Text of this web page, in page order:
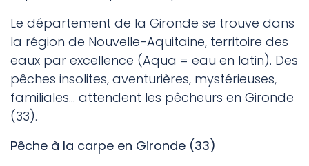
Le département de la Gironde se trouve dans
la région de Nouvelle-Aquitaine, territoire des
eaux par excellence (Aqua = eau en latin). Des
pêches insolites, aventurières, mystérieuses,
familiales... attendent les pêcheurs en Gironde
(33).
Pêche à la carpe en Gironde (33)